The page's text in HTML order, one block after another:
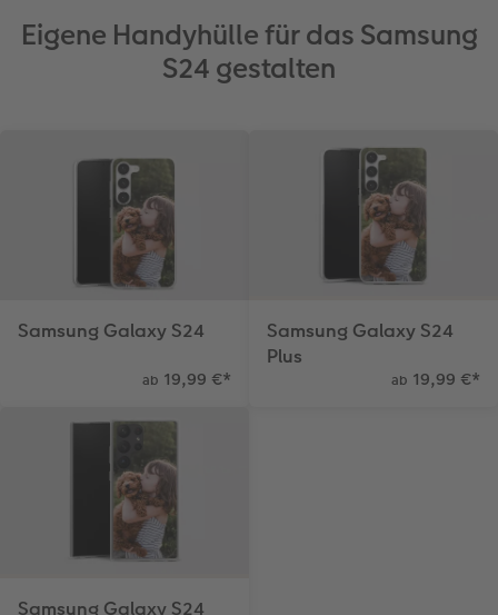
Eigene Handyhülle für das Samsung
S24 gestalten
Samsung Galaxy S24
ab 19,99 €*
Samsung Galaxy S24
Plus
ab 19,99 €*
Samsung Galaxy S24